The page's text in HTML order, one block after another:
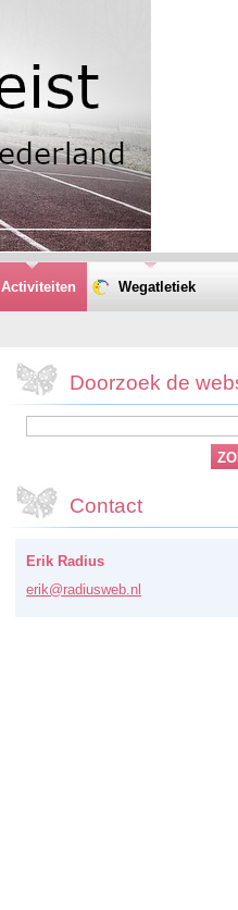
Doorzoek de
Contact
Erik Radius
erik@radiusweb.n
Activiteiten Wegatletiek